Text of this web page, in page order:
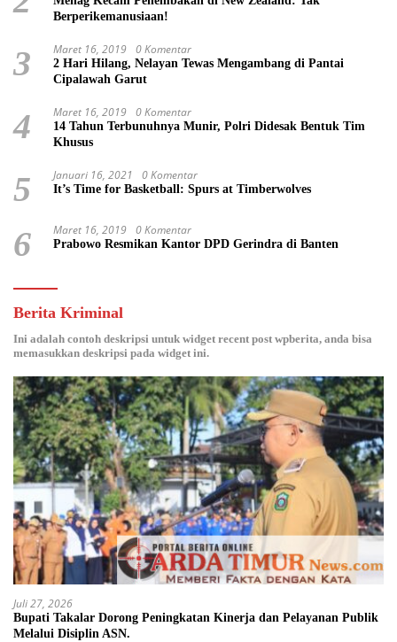
Berperikemanusiaan!
3 Maret 16, 2019 0 Komentar
2 Hari Hilang, Nelayan Tewas Mengambang di Pantai
Cipalawah Garut
4 Maret 16, 2019 0 Komentar
14 Tahun Terbunuhnya Munir, Polri Didesak Bentuk Tim
Khusus
5 Januari 16, 2021 0 Komentar
It’s Time for Basketball: Spurs at Timberwolves
6 Maret 16, 2019 0 Komentar
Prabowo Resmikan Kantor DPD Gerindra di Banten
Berita Kriminal
Ini adalah contoh deskripsi untuk widget recent post wpberita, anda bisa
memasukkan deskripsi pada widget ini.
Juli 27, 2026
Bupati Takalar Dorong Peningkatan Kinerja dan Pelayanan Publik
Melalui Disiplin ASN.